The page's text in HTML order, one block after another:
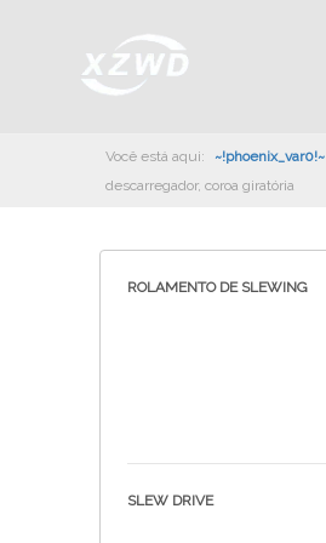
Você está aqui: ~!phoenix_var0!~
descarregador, coroa giratória
ROLAMENTO DE SLEWING
SLEW DRIVE